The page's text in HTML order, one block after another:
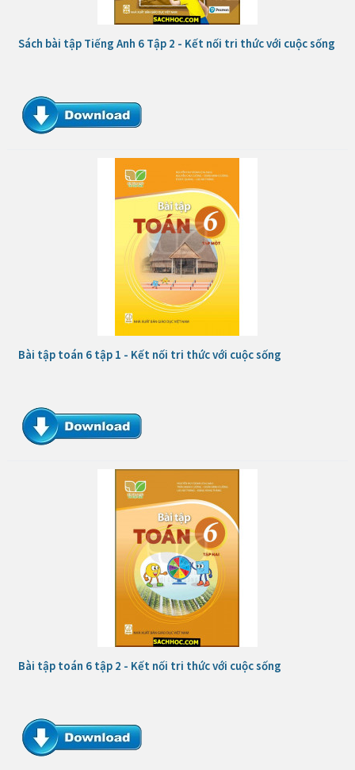
Sách bài tập Tiếng Anh 6 Tập 2 - Kết nối tri thức với cuộc sống
Bài tập toán 6 tập 1 - Kết nối tri thức với cuộc sống
Bài tập toán 6 tập 2 - Kết nối tri thức với cuộc sống